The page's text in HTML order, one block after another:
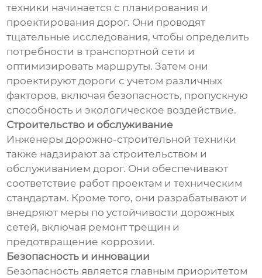
техники начинается с планирования и
проектирования дорог. Они проводят
тщательные исследования, чтобы определить
потребности в транспортной сети и
оптимизировать маршруты. Затем они
проектируют дороги с учетом различных
факторов, включая безопасность, пропускную
способность и экологическое воздействие.
Строительство и обслуживание
Инженеры дорожно-строительной техники
также надзирают за строительством и
обслуживанием дорог. Они обеспечивают
соответствие работ проектам и техническим
стандартам. Кроме того, они разрабатывают и
внедряют меры по устойчивости дорожных
сетей, включая ремонт трещин и
предотвращение коррозии.
Безопасность и инновации
Безопасность является главным приоритетом